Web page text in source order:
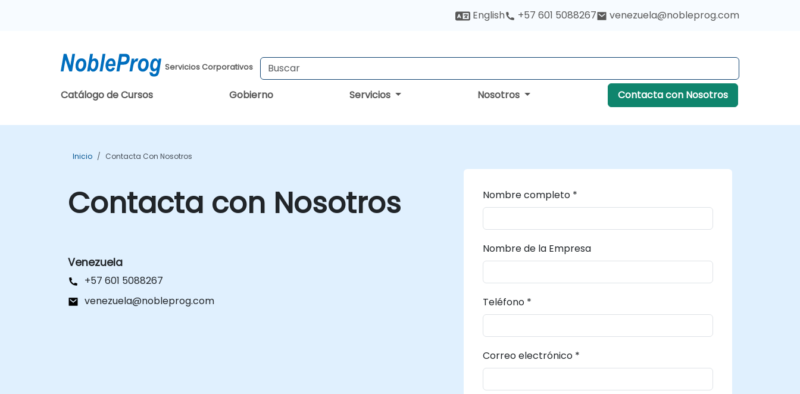
English +57 601 5088267 venezuela@nobleprog.com
Servicios Corporativos
Catálogo de Cursos Gobierno Servicios Nosotros Contacta con Nosotros
Inicio Contacta Con Nosotros
Contacta con Nosotros
Venezuela
+57 601 5088267
venezuela@nobleprog.com
Nombre completo *
Nombre de la Empresa
Teléfono *
Correo electrónico *